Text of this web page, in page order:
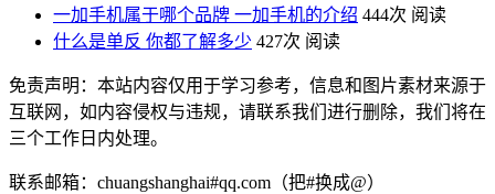
一加手机属于哪个品牌 一加手机的介绍 444次 阅读
什么是单反 你都了解多少 427次 阅读
免责声明：本站内容仅用于学习参考，信息和图片素材来源于
互联网，如内容侵权与违规，请联系我们进行删除，我们将在
三个工作日内处理。
联系邮箱：chuangshanghai#qq.com（把#换成@）